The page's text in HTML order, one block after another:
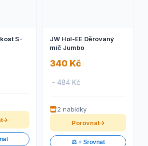
S-
JW Hol-EE Děrovaný
míč Jumbo
340 Kč
– 484 Kč
2 nabídky
Porovnat
⚖️ + Srovnat